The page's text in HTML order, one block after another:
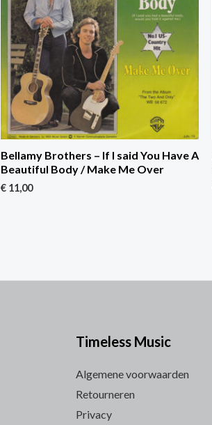
Bellamy Brothers – If I said You Have A
Beautiful Body / Make Me Over
€ 11,00
Timeless Music
Algemene voorwaarden
Retourneren
Privacy